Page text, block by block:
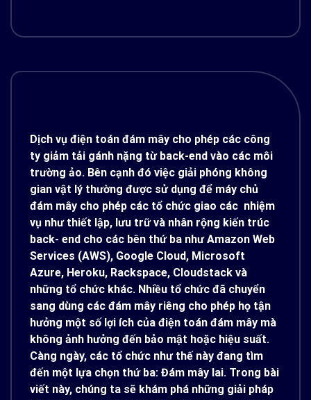
Dịch vụ điện toán đám mây cho phép các công
ty giảm tải gánh nặng từ back-end vào các môi
trường ảo. Bên cạnh đó việc giải phóng không
gian vật lý thường được sử dụng để máy chủ
đám mây cho phép các tổ chức giao các nhiệm
vụ như thiết lập, lưu trữ và nhân rộng kiến ​​trúc
back- end cho các bên thứ ba như Amazon Web
Services (AWS), Google Cloud, Microsoft
Azure, Heroku, Rackspace, Cloudstack và
những tổ chức khác. Nhiều tổ chức đã chuyển
sang dùng các đám mây riêng cho phép họ tận
hưởng một số lợi ích của điện toán đám mây mà
không ảnh hưởng đến bảo mật hoặc hiệu suất.
Càng ngày, các tổ chức như thế này đang tìm
đến một lựa chọn thứ ba: Đám mây lai. Trong bài
viết này, chúng ta sẽ khám phá những giải pháp